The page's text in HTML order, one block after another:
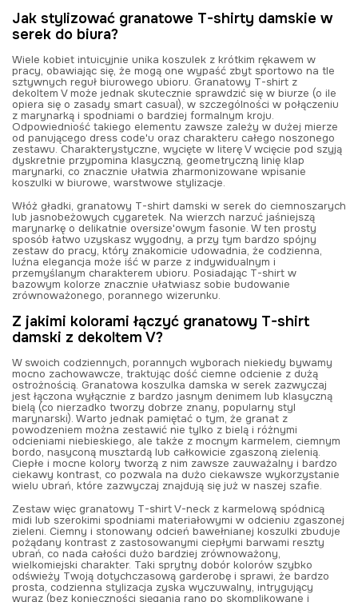
Jak stylizować granatowe T-shirty damskie w
serek do biura?
Wiele kobiet intuicyjnie unika koszulek z krótkim rękawem w
pracy, obawiając się, że mogą one wypaść zbyt sportowo na tle
sztywnych reguł biurowego ubioru. Granatowy T-shirt z
dekoltem V może jednak skutecznie sprawdzić się w biurze (o ile
opiera się o zasady smart casual), w szczególności w połączeniu
z marynarką i spodniami o bardziej formalnym kroju.
Odpowiedniość takiego elementu zawsze zależy w dużej mierze
od panującego dress code'u oraz charakteru całego noszonego
zestawu. Charakterystyczne, wycięte w literę V wcięcie pod szyją
dyskretnie przypomina klasyczną, geometryczną linię klap
marynarki, co znacznie ułatwia zharmonizowane wpisanie
koszulki w biurowe, warstwowe stylizacje.
Włóż gładki, granatowy T-shirt damski w serek do ciemnoszarych
lub jasnobeżowych cygaretek. Na wierzch narzuć jaśniejszą
marynarkę o delikatnie oversize'owym fasonie. W ten prosty
sposób łatwo uzyskasz wygodny, a przy tym bardzo spójny
zestaw do pracy, który znakomicie udowadnia, że codzienna,
luźna elegancja może iść w parze z indywidualnym i
przemyślanym charakterem ubioru. Posiadając T-shirt w
bazowym kolorze znacznie ułatwiasz sobie budowanie
zrównoważonego, porannego wizerunku.
Z jakimi kolorami łączyć granatowy T-shirt
damski z dekoltem V?
W swoich codziennych, porannych wyborach niekiedy bywamy
mocno zachowawcze, traktując dość ciemne odcienie z dużą
ostrożnością. Granatowa koszulka damska w serek zazwyczaj
jest łączona wyłącznie z bardzo jasnym denimem lub klasyczną
bielą (co nierzadko tworzy dobrze znany, popularny styl
marynarski). Warto jednak pamiętać o tym, że granat z
powodzeniem można zestawić nie tylko z bielą i różnymi
odcieniami niebieskiego, ale także z mocnym karmelem, ciemnym
bordo, nasyconą musztardą lub całkowicie zgaszoną zielenią.
Ciepłe i mocne kolory tworzą z nim zawsze zauważalny i bardzo
ciekawy kontrast, co pozwala na dużo ciekawsze wykorzystanie
wielu ubrań, które zazwyczaj znajdują się już w naszej szafie.
Zestaw więc granatowy T-shirt V-neck z karmelową spódnicą
midi lub szerokimi spodniami materiałowymi w odcieniu zgaszonej
zieleni. Ciemny i stonowany odcień bawełnianej koszulki zbuduje
pożądany kontrast z zastosowanymi ciepłymi barwami reszty
ubrań, co nada całości dużo bardziej zrównoważony,
wielkomiejski charakter. Taki sprytny dobór kolorów szybko
odświeży Twoją dotychczasową garderobę i sprawi, że bardzo
prosta, codzienna stylizacja zyska wyczuwalny, intrygujący
wyraz (bez konieczności sięgania rano po skomplikowane i